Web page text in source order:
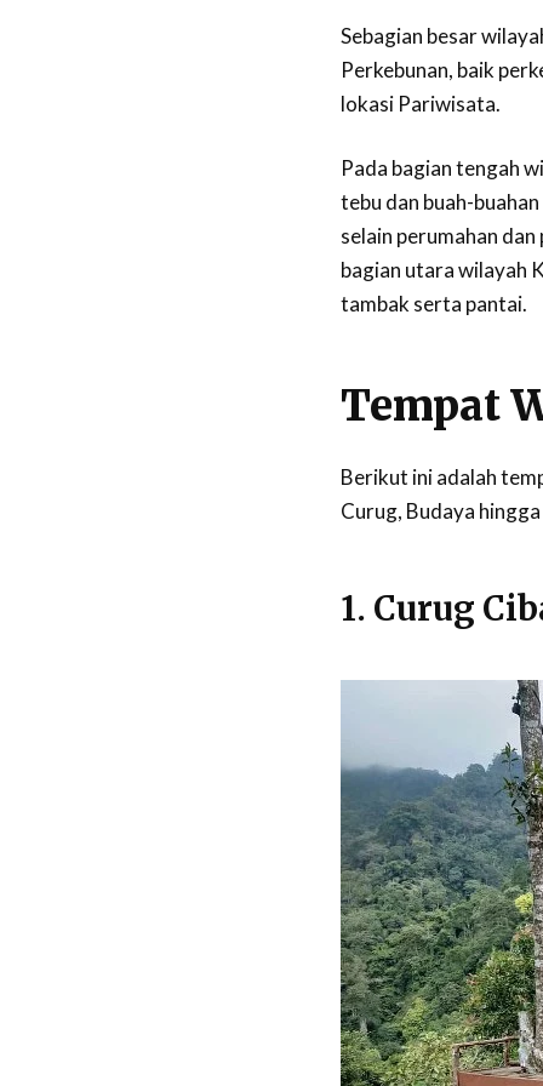
Sebagian besar
Perkebunan, baik
lokasi Pariwisata.
Pada bagian tengah
tebu dan buah-
selain perumahan
bagian utara wilayah
tambak serta pantai.
Tempat
Berikut ini adalah
Curug, Budaya
1. Curug